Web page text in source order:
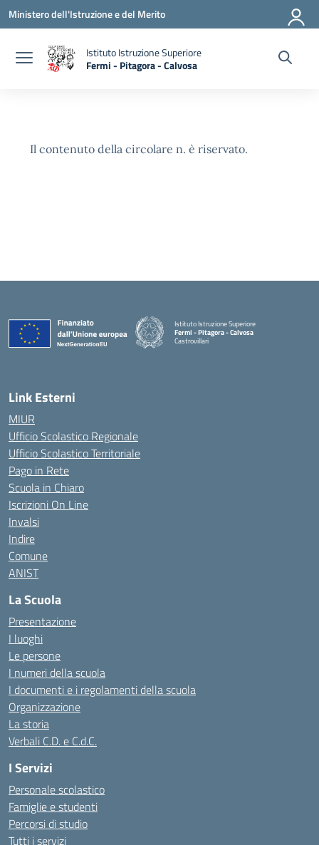
Vai ai contenuti
Vai al menu di navigazione
Vai al footer
Ministero dell'Istruzione e del Merito
Istituto Istruzione Superiore
Fermi - Pitagora - Calvosa
— Visita la pagina iniziale della scuola
Il contenuto della circolare n. è riservato.
Istituto Istruzione Superiore
Fermi - Pitagora - Calvosa
Castrovillari
Link Esterni
MIUR
Ufficio Scolastico Regionale
Ufficio Scolastico Territoriale
Pago in Rete
Scuola in Chiaro
Iscrizioni On Line
Invalsi
Indire
Comune
ANIST
La Scuola
Presentazione
I luoghi
Le persone
I numeri della scuola
I documenti e i regolamenti della scuola
Organizzazione
La storia
Verbali C.D. e C.d.C.
I Servizi
Personale scolastico
Famiglie e studenti
Percorsi di studio
Tutti i servizi